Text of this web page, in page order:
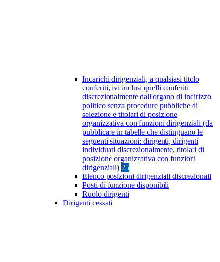
Incarichi dirigenziali, a qualsiasi titolo
conferiti, ivi inclusi quelli conferiti
discrezionalmente dall'organo di indirizzo
politico senza procedure pubbliche di
selezione e titolari di posizione
organizzativa con funzioni dirigenziali (da
pubblicare in tabelle che distinguano le
seguenti situazioni: dirigenti, dirigenti
individuati discrezionalmente, titolari di
posizione organizzativa con funzioni
dirigenziali) 25
Elenco posizioni dirigenziali discrezionali
Posti di funzione disponibili
Ruolo dirigenti
Dirigenti cessati